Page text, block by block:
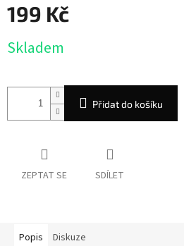
199 Kč
cena:
Skladem
Přidat do košíku
ZEPTAT SE SDÍLET
Popis Diskuze